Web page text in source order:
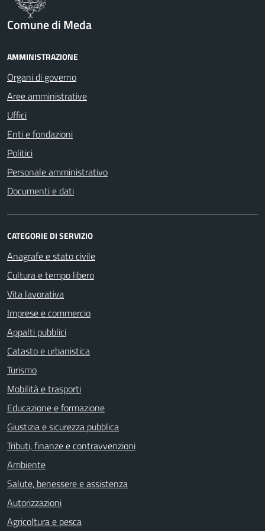
Comune di Meda
AMMINISTRAZIONE
Organi di governo
Aree amministrative
Uffici
Enti e fondazioni
Politici
Personale amministrativo
Documenti e dati
CATEGORIE DI SERVIZIO
Anagrafe e stato civile
Cultura e tempo libero
Vita lavorativa
Imprese e commercio
Appalti pubblici
Catasto e urbanistica
Turismo
Mobilità e trasporti
Educazione e formazione
Giustizia e sicurezza pubblica
Tributi, finanze e contravvenzioni
Ambiente
Salute, benessere e assistenza
Autorizzazioni
Agricoltura e pesca